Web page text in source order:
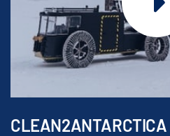
CLEAN2ANTARCTICA